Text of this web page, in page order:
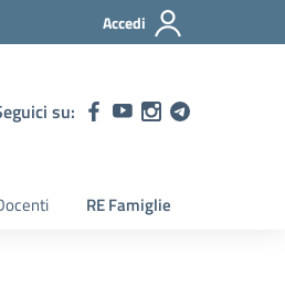
Accedi
su:
RE Famiglie